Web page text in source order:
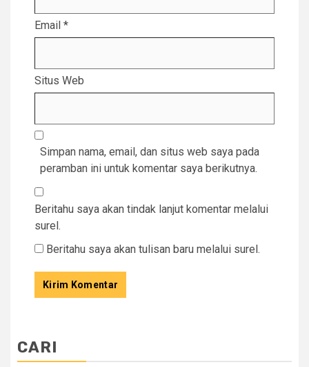
Email *
Situs Web
Simpan nama, email, dan situs web saya pada
peramban ini untuk komentar saya berikutnya.
Beritahu saya akan tindak lanjut komentar melalui
surel.
Beritahu saya akan tulisan baru melalui surel.
CARI